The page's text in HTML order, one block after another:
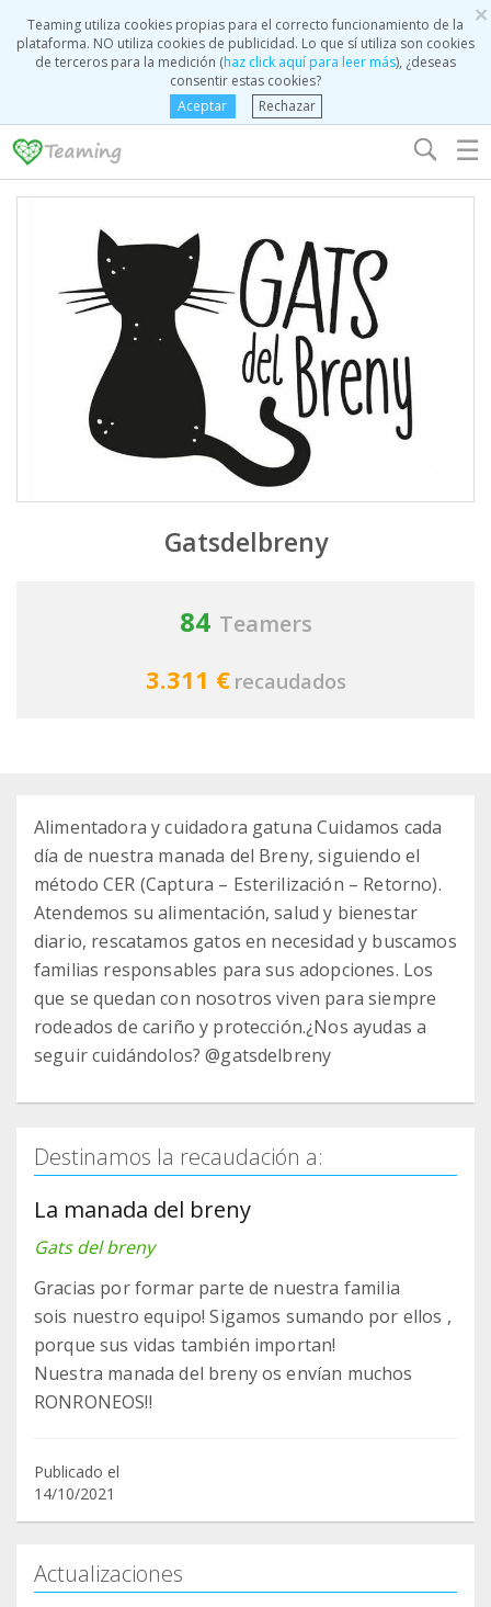
×
Teaming utiliza cookies propias para el correcto funcionamiento de la
plataforma. NO utiliza cookies de publicidad. Lo que sí utiliza son cookies
de terceros para la medición (haz click aquí para leer más), ¿deseas
consentir estas cookies?
Aceptar
Rechazar
☰
Gatsdelbreny
84 Teamers
3.311 € recaudados
Alimentadora y cuidadora gatuna Cuidamos cada
día de nuestra manada del Breny, siguiendo el
método CER (Captura – Esterilización – Retorno).
Atendemos su alimentación, salud y bienestar
diario, rescatamos gatos en necesidad y buscamos
familias responsables para sus adopciones. Los
que se quedan con nosotros viven para siempre
rodeados de cariño y protección.¿Nos ayudas a
seguir cuidándolos? @gatsdelbreny
Destinamos la recaudación a:
La manada del breny
Gats del breny
Gracias por formar parte de nuestra familia
sois nuestro equipo! Sigamos sumando por ellos ,
porque sus vidas también importan!
Nuestra manada del breny os envían muchos
RONRONEOS!!
Publicado el
14/10/2021
Actualizaciones